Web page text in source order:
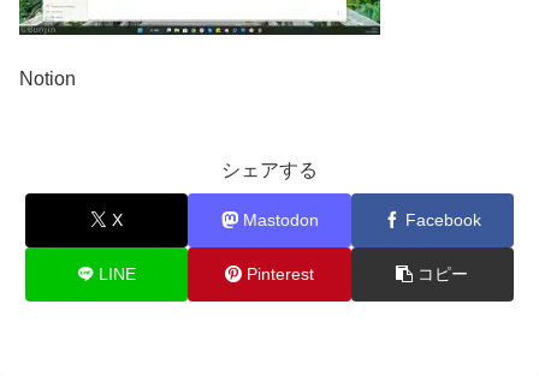
Notion
シェアする
X Mastodon Facebook
LINE Pinterest コピー